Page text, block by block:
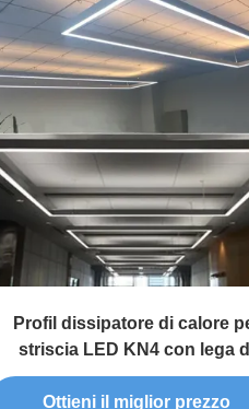
Profil dissipatore di calore
striscia LED KN4 con lega
alluminio 6063 T5 per
su e giù e 50000 ore di
Ottieni il miglior prezzo